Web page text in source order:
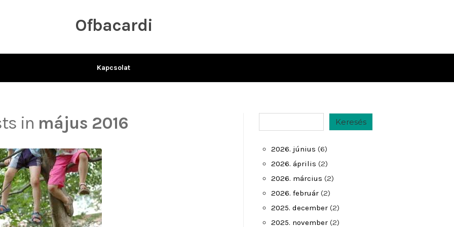
Ofbacardi
Kapcsolat
in május 2016 Keresés
2026. június (6)
2026. április (2)
2026. március (2)
2026. február (2)
2025. december (2)
2025. november (2)